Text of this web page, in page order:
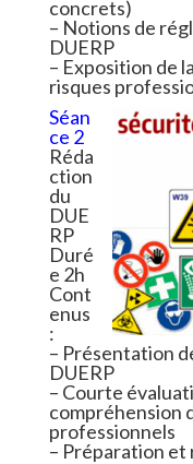
concrets)
– Notions de
DUERP
– Exposition de
risques
Séan
ce 2
Réda
ction
du
DUE
RP
Duré
e 2h
Cont
enus
:
– Présentation
DUERP
– Courte
compréhension
professionnels
– Préparation